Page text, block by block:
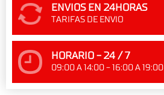
ENVIOS EN 24HORAS
TARIFAS DE ENVIO
HORARIO - 24 / 7
09:00 A 14:00 - 16:00 A 19:00